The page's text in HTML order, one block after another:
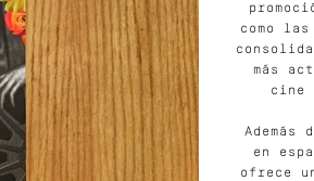
como
más
cine
en
ofrece